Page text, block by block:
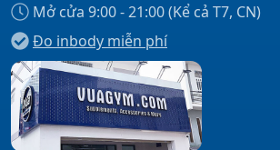
Xem tất cả →
Mở cửa 9:00 - 21:00 (Kể cả T7, CN)
Đo inbody miễn phí